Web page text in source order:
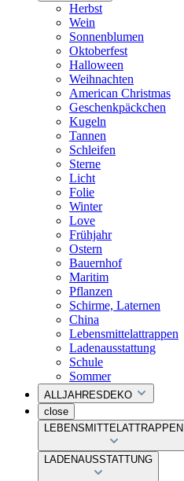
Herbst
Wein
Sonnenblumen
Oktoberfest
Halloween
Weihnachten
American Christmas
Geschenkpäckchen
Kugeln
Tannen
Schleifen
Sterne
Licht
Folie
Winter
Love
Frühjahr
Ostern
Bauernhof
Maritim
Pflanzen
Schirme, Laternen
China
Lebensmittelattrappen
Ladenausstattung
Schule
Sommer
ALLJAHRESDEKO
close
LEBENSMITTELATTRAPPEN
LADENAUSSTATTUNG